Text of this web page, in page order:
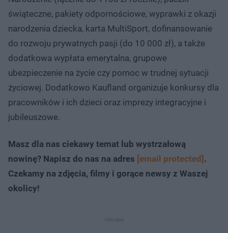
świąteczne​, pakiety odpornościowe, wyprawki z okazji
narodzenia dziecka, karta MultiSport, dofinansowanie
do rozwoju prywatnych pasji (do 10 000 zł), a także
dodatkowa wypłata emerytalna​, grupowe
ubezpieczenie na życie​ czy pomoc w trudnej sytuacji
życiowej​. Dodatkowo Kaufland organizuje konkursy dla
pracowników i ich dzieci oraz imprezy integracyjne i
jubileuszowe.
Masz dla nas ciekawy temat lub wystrzałową
nowinę? Napisz do nas na adres [email protected] .
Czekamy na zdjęcia, filmy i gorące newsy z Waszej
okolicy!